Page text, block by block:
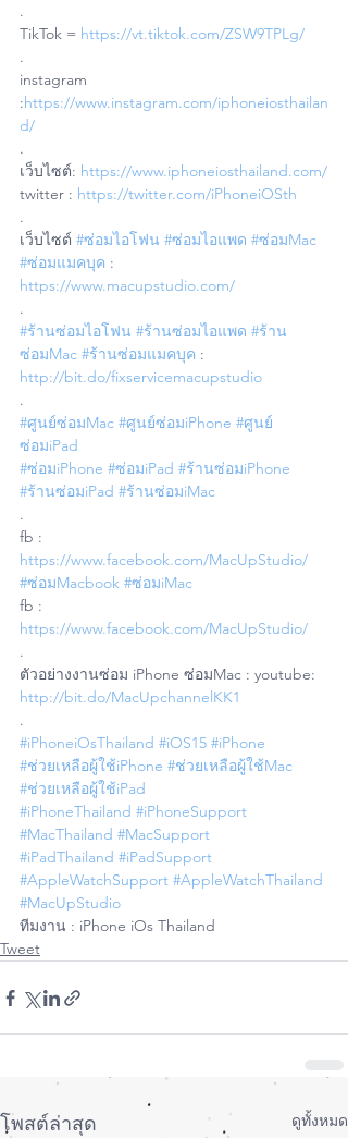
.
TikTok = https://vt.tiktok.com/ZSW9TPLg/
.
instagram
:https://www.instagram.com/iphoneiosthailan
d/
.
เว็บไซต์: https://www.iphoneiosthailand.com/
twitter : https://twitter.com/iPhoneiOSth
.
เว็บไซต์ #ซ่อมไอโฟน #ซ่อมไอแพด #ซ่อมMac
#ซ่อมแมคบุค :
https://www.macupstudio.com/
.
#ร้านซ่อมไอโฟน #ร้านซ่อมไอแพด #ร้าน
ซ่อมMac #ร้านซ่อมแมคบุค :
http://bit.do/fixservicemacupstudio
.
#ศูนย์ซ่อมMac #ศูนย์ซ่อมiPhone #ศูนย์
ซ่อมiPad
#ซ่อมiPhone #ซ่อมiPad #ร้านซ่อมiPhone
#ร้านซ่อมiPad #ร้านซ่อมiMac
.
fb :
https://www.facebook.com/MacUpStudio/
#ซ่อมMacbook #ซ่อมiMac
fb :
https://www.facebook.com/MacUpStudio/
.
ตัวอย่างงานซ่อม iPhone ซ่อมMac : youtube:
http://bit.do/MacUpchannelKK1
.
#iPhoneiOsThailand #iOS15 #iPhone
#ช่วยเหลือผู้ใช้iPhone #ช่วยเหลือผู้ใช้Mac
#ช่วยเหลือผู้ใช้iPad
#iPhoneThailand #iPhoneSupport
#MacThailand #MacSupport
#iPadThailand #iPadSupport
#AppleWatchSupport #AppleWatchThailand
#MacUpStudio
ทีมงาน : iPhone iOs Thailand
Tweet
โพสต์ล่าสุด ดูทั้งหมด